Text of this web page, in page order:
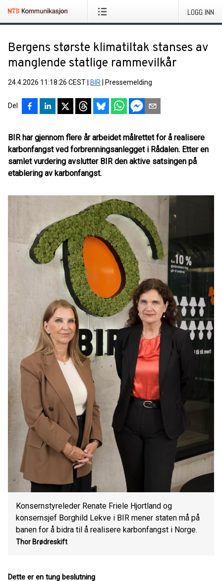
LOGG INN
Bergens største klimatiltak stanses av
manglende statlige rammevilkår
24.4.2026 11:18:26 CEST BIR Pressemelding
Del
BIR har gjennom flere år arbeidet målrettet for å realisere
karbonfangst ved forbrenningsanlegget i Rådalen. Etter en
samlet vurdering avslutter BIR den aktive satsingen på
etablering av karbonfangst.
Konsernstyreleder Renate Friele Hjortland og
konsernsjef Borghild Lekve i BIR mener staten må på
banen for å bidra til å realisere karbonfangst i Norge.
Thor Brødreskift
Dette er en tung beslutning